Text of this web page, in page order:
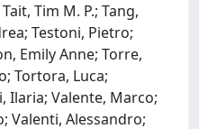
Tim M. P.; Tang,
Testoni, Pietro;
Emily Anne; Torre,
Tortora, Luca;
Ilaria; Valente, Marco;
Valenti, Alessandro;